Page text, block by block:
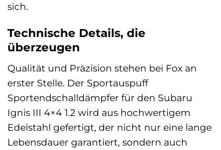
sich.
Technische Details, die
überzeugen
Qualität und Präzision stehen bei Fox an
erster Stelle. Der Sportauspuff
Sportendschalldämpfer für den Subaru
Ignis III 4×4 1.2 wird aus hochwertigem
Edelstahl gefertigt, der nicht nur eine lange
Lebensdauer garantiert, sondern auch